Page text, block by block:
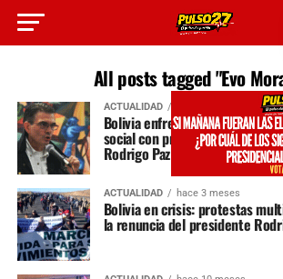
All posts tagged "Evo
ACTUALIDAD
Bolivia enfrenta una creciente
social con protestas que
Rodrigo Paz
ACTUALIDAD hace 3 meses
Bolivia en crisis: protestas
la renuncia del presidente